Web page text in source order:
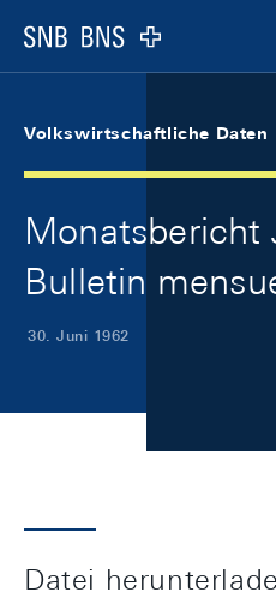
Logo
Volkswirtschaftliche Daten
Monatsbericht
Bulletin
30. Juni 1962
Datei